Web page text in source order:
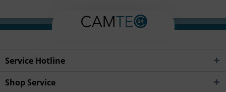
Service Hotline
Shop Service